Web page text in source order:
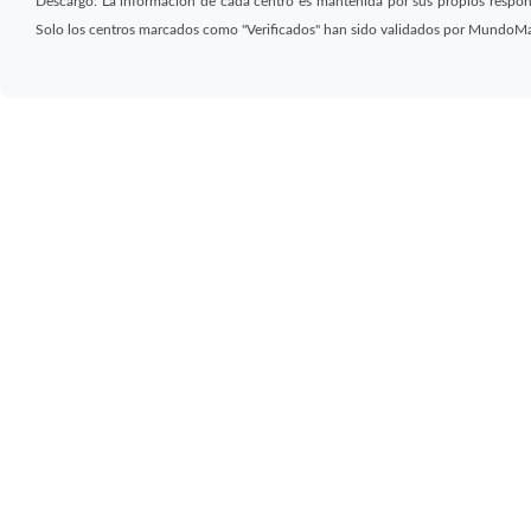
Solo los centros marcados como "Verificados" han sido validados por